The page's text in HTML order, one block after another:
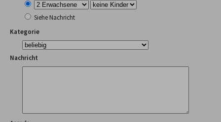
Siehe Nachricht
Kategorie
Nachricht